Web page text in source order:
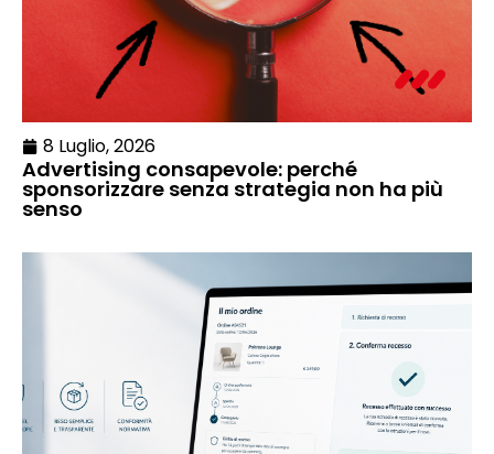
8 Luglio, 2026
Advertising consapevole: perché
sponsorizzare senza strategia non ha più
senso